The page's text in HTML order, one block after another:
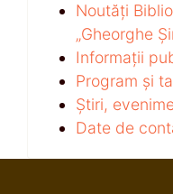
Noutăți
„Gheorghe
Informații
Program și
Știri,
Date de